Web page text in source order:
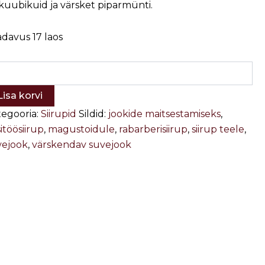
ja värsket piparmünti.
17 laos
korvi
Siirupid Sildid: jookide maitsestamiseks,
, magustoidule, rabarberisiirup,siirup teele,
,värskendav suvejook